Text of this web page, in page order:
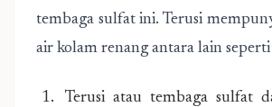
tembaga sulfat ini. Terusi
air kolam renang antara lain
Terusi atau tembaga sulfat